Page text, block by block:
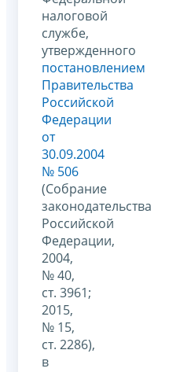
налоговой
службе,
утвержденного
постановлением
Правительства
Российской
Федерации
от
30.09.2004
№ 506
(Собрание
законодательства
Российской
Федерации,
2004,
№ 40,
ст. 3961;
2015,
№ 15,
ст. 2286),
в